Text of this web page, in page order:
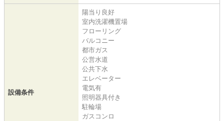
設備条件
陽当り良好
室内洗濯機置場
フローリング
バルコニー
都市ガス
公営水道
公共下水
エレベーター
電気有
照明器具付き
駐輪場
ガスコンロ